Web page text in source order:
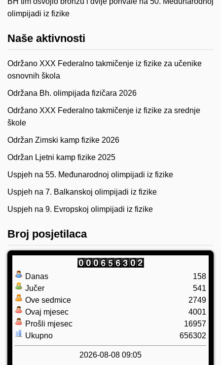
olimpijadi iz fizike
Naše aktivnosti
Održano XXX Federalno takmičenje iz fizike za učenike
osnovnih škola
Održana Bh. olimpijada fizičara 2026
Održano XXX Federalno takmičenje iz fizike za srednje
škole
Održan Zimski kamp fizike 2026
Održan Ljetni kamp fizike 2025
Uspjeh na 55. Međunarodnoj olimpijadi iz fizike
Uspjeh na 7. Balkanskoj olimpijadi iz fizike
Uspjeh na 9. Evropskoj olimpijadi iz fizike
Broj posjetilaca
Danas
Jučer
Ove sedmice
Ovaj mjesec
Prošli mjesec
Ukupno
158
541
2749
4001
16957
656302
2026-08-08 09:05